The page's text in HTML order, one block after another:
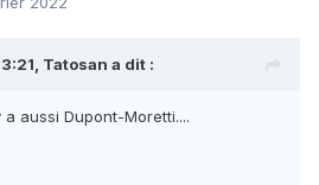
Tatosan a dit :
aussi Dupont-Moretti....